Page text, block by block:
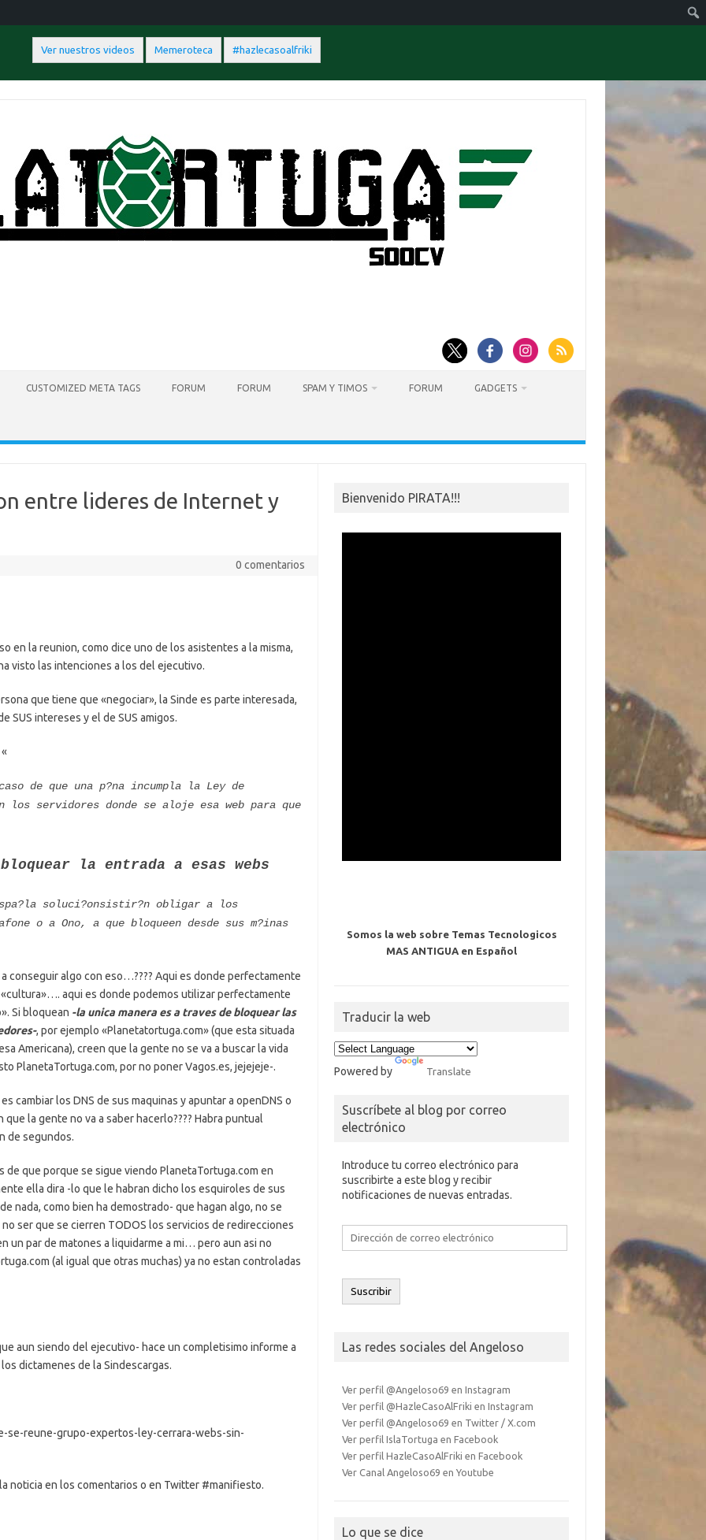
Ver nuestros videos Memeroteca #hazlecasoalfriki
CUSTOMIZED META TAGS FORUM FORUM SPAM Y TIMOS FORUM GADGETS
entre lideres de Internet y
0 comentarios
en la reunion, como dice uno de los asistentes a la misma,
visto las intenciones a los del ejecutivo.
que tiene que «negociar», la Sinde es parte interesada,
SUS intereses y el de SUS amigos.
de que una p?na incumpla la Ley de
los servidores donde se aloje esa web para que
la entrada a esas webs
soluci?onsistir?n obligar a los
o a Ono, a que bloqueen desde sus m?inas
conseguir algo con eso…???? Aqui es donde perfectamente
aqui es donde podemos utilizar perfectamente
Si bloquean -la unica manera es a traves de bloquear las
, por ejemplo «Planetatortuga.com» (que esta situada
Americana), creen que la gente no se va a buscar la vida
PlanetaTortuga.com, por no poner Vagos.es, jejejeje-.
cambiar los DNS de sus maquinas y apuntar a openDNS o
la gente no va a saber hacerlo???? Habra puntual
de segundos.
de que porque se sigue viendo PlanetaTortuga.com en
ella dira -lo que le habran dicho los esquiroles de sus
nada, como bien ha demostrado- que hagan algo, no se
ser que se cierren TODOS los servicios de redirecciones
un par de matones a liquidarme a mi… pero aun asi no
(al igual que otras muchas) ya no estan controladas
aun siendo del ejecutivo- hace un completisimo informe a
dictamenes de la Sindescargas.
reune-grupo-expertos-ley-cerrara-webs-sin-
noticia en los comentarios o en Twitter #manifiesto.
Bienvenido PIRATA!!!
Somos la web sobre Temas Tecnologicos
MAS ANTIGUA en Español
Traducir la web
Powered by Translate
Suscríbete al blog por correo
electrónico
Introduce tu correo electrónico para
suscribirte a este blog y recibir
notificaciones de nuevas entradas.
Dirección
electrónico
Suscribir
Las redes sociales del Angeloso
Ver perfil @Angeloso69 en Instagram
Ver perfil @HazleCasoAlFriki en Instagram
Ver perfil @Angeloso69 en Twitter / X.com
Ver perfil IslaTortuga en Facebook
Ver perfil HazleCasoAlFriki en Facebook
Ver Canal Angeloso69 en Youtube
Lo que se dice